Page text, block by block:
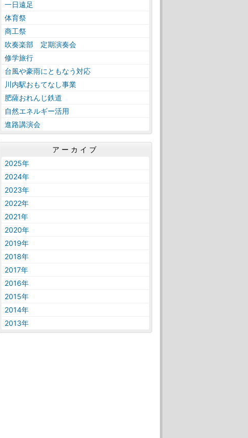
一日遠足
体育祭
商工祭
吹奏楽部 定期演奏会
修学旅行
台風や豪雨にともなう対応
川内駅おもてなし事業
肥薩おれんじ鉄道
自然エネルギー活用
進路講演会
アーカイブ
2025年
2024年
2023年
2022年
2021年
2020年
2019年
2018年
2017年
2016年
2015年
2014年
2013年